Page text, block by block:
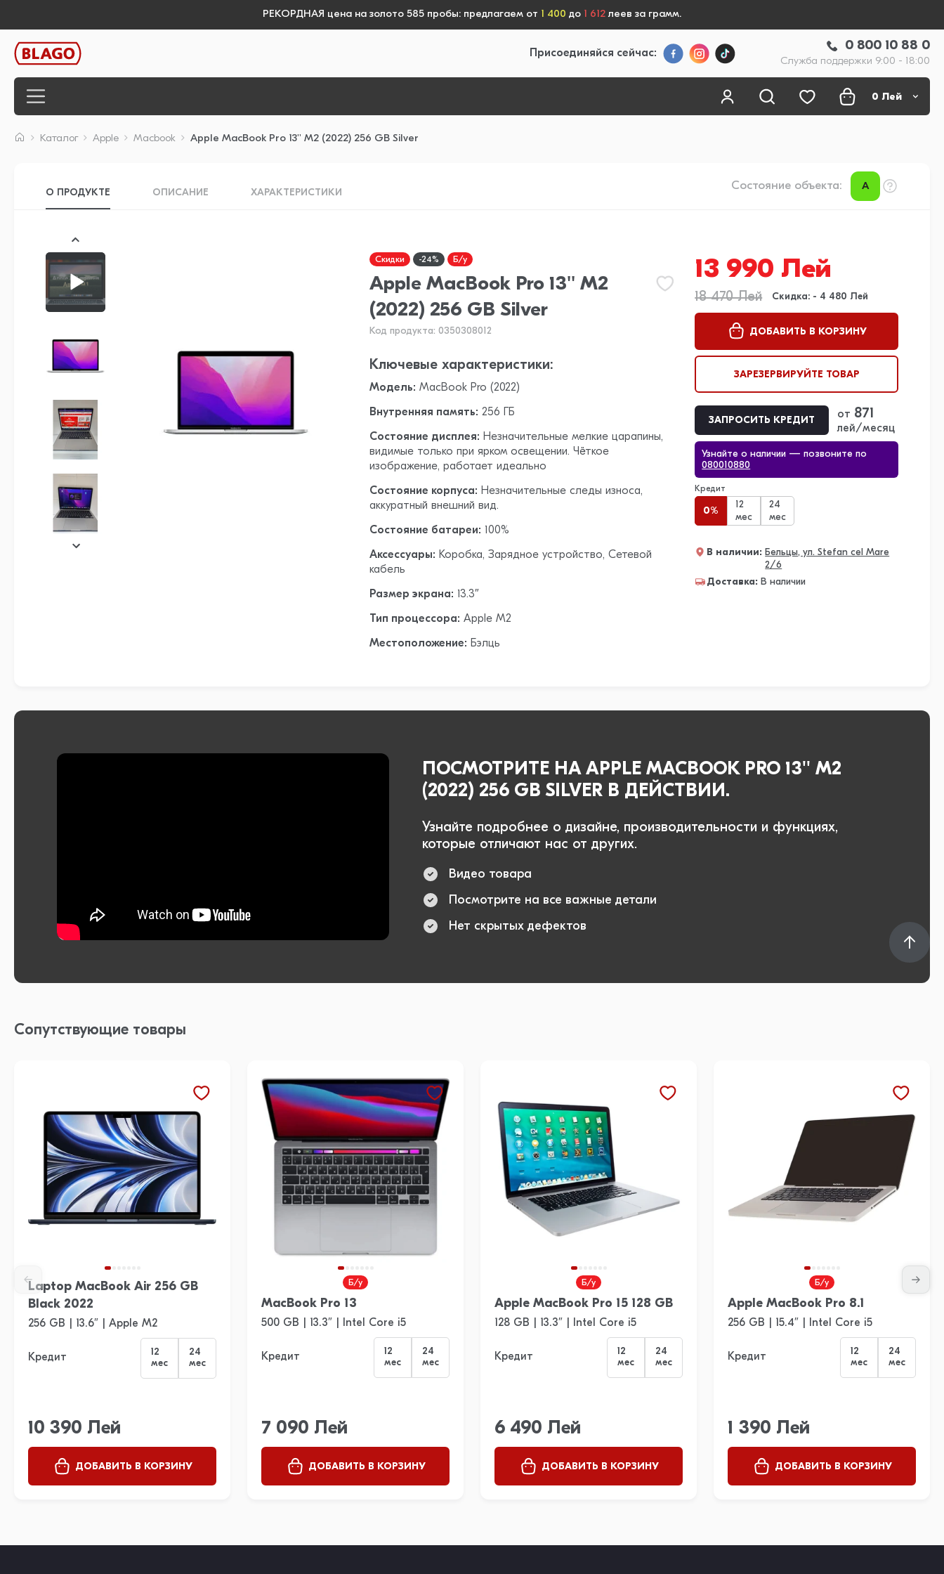
РЕКОРДНАЯ цена на золото 585 пробы: предлагаем от 1 400 до 1 612 леев за грамм.
Присоединяйся сейчас:
0 800 10 88 0
Служба поддержки 9:00 - 18:00
0 Лей
Каталог Apple Macbook Apple MacBook Pro 13'' M2 (2022) 256 GB Silver
О ПРОДУКТЕ ОПИСАНИЕ ХАРАКТЕРИСТИКИ
Состояние объекта: A
Скидки -24% Б/у
Apple MacBook Pro 13'' M2
(2022) 256 GB Silver
Код продукта: 0350308012
13 990 Лей
18 470 Лей Скидка: - 4 480 Лей
ДОБАВИТЬ В КОРЗИНУ
ЗАРЕЗЕРВИРУЙТЕ ТОВАР
ЗАПРОСИТЬ КРЕДИТ
от 871
лей/месяц
Узнайте о наличии — позвоните по
080010880
Кредит
0%
12
мес
24
мес
В наличии: Бельцы, ул. Stefan cel Mare
2/6
Доставка: В наличии
Ключевые характеристики:
Модель: MacBook Pro (2022)
Внутренняя память: 256 ГБ
Состояние дисплея: Незначительные мелкие царапины,
видимые только при ярком освещении. Чёткое
изображение, работает идеально
Состояние корпуса: Незначительные следы износа,
аккуратный внешний вид.
Состояние батареи: 100%
Аксессуары: Коробка, Зарядное устройство, Сетевой
кабель
Размер экрана: 13.3″
Тип процессора: Apple M2
Местоположение: Бэлць
ПОСМОТРИТЕ НА APPLE MACBOOK PRO 13'' M2
(2022) 256 GB SILVER В ДЕЙСТВИИ.
Узнайте подробнее о дизайне, производительности и функциях,
которые отличают нас от других.
Видео товара
Посмотрите на все важные детали
Нет скрытых дефектов
Сопутствующие товары
Laptop MacBook Air 256 GB
Black 2022
256 GB | 13.6″ | Apple M2
Кредит
12
мес
24
мес
10 390 Лей
ДОБАВИТЬ В КОРЗИНУ
Б/у
MacBook Pro 13
500 GB | 13.3″ | Intel Core i5
Кредит
12
мес
24
мес
7 090 Лей
ДОБАВИТЬ В КОРЗИНУ
Б/у
Apple MacBook Pro 15 128 GB
128 GB | 13.3″ | Intel Core i5
Кредит
12
мес
24
мес
6 490 Лей
ДОБАВИТЬ В КОРЗИНУ
Б/у
Apple MacBook Pro 8.1
256 GB | 15.4″ | Intel Core i5
Кредит
12
мес
24
мес
1 390 Лей
ДОБАВИТЬ В КОРЗИНУ